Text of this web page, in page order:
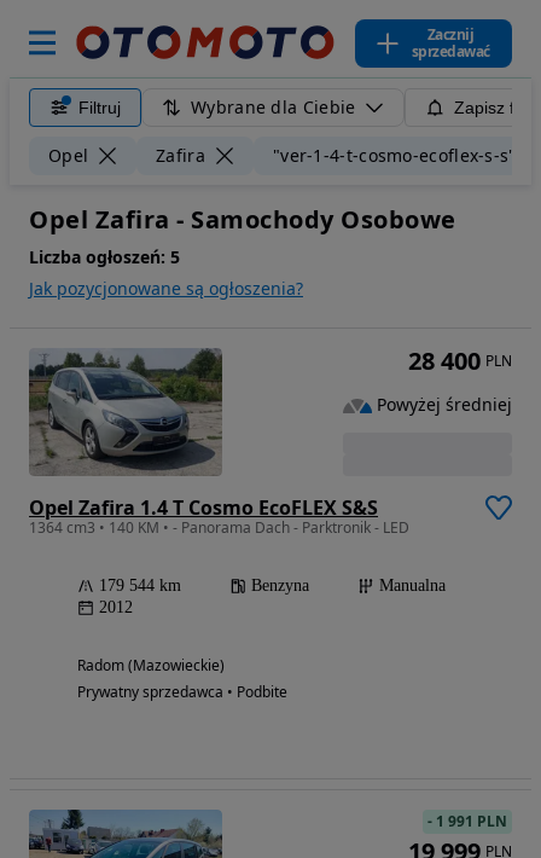
Zacznij
sprzedawać
Filtruj Wybrane dla Ciebie Zapisz
Opel Zafira "ver-1-4-t-cosmo-ecoflex-s-s"
Opel Zafira - Samochody Osobowe
Liczba ogłoszeń: 5
Jak pozycjonowane są ogłoszenia?
Opel Zafira 1.4 T Cosmo EcoFLEX S&S
1364 cm3 • 140 KM • - Panorama Dach - Parktronik - LED
179 544 km Benzyna
Manualna
2012
Radom (Mazowieckie)
Prywatny sprzedawca • Podbite
28 400 PLN
Powyżej średniej
- 1 991 PLN
19 999 PLN